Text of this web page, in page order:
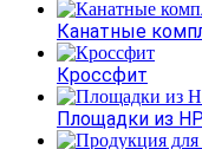
Канатные
Кроссфит
Площадки из